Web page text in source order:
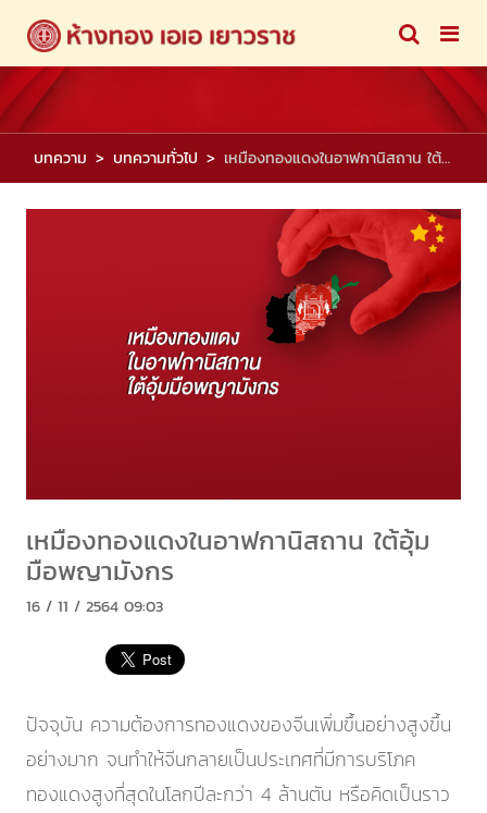
บทความ บทความทั่วไป เหมืองทองแดงในอาฟกานิสถาน ใต้อุ้มมือพญามังกร
เหมืองทองแดงในอาฟกานิสถาน ใต้อุ้ม
มือพญามังกร
16 / 11 / 2564 09:03
ปัจจุบัน ความต้องการทองแดงของจีนเพิ่มขึ้นอย่างสูงขึ้น
อย่างมาก จนทำให้จีนกลายเป็นประเทศที่มีการบริโภค
ทองแดงสูงที่สุดในโลกปีละกว่า 4 ล้านตัน หรือคิดเป็นราว